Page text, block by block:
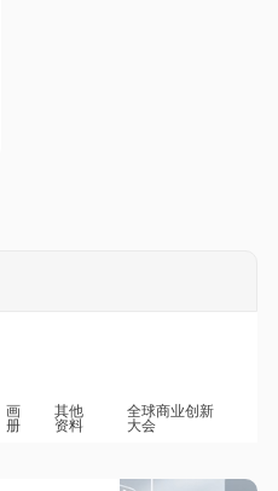
画
册
其他
资料
全球商业创新
大会